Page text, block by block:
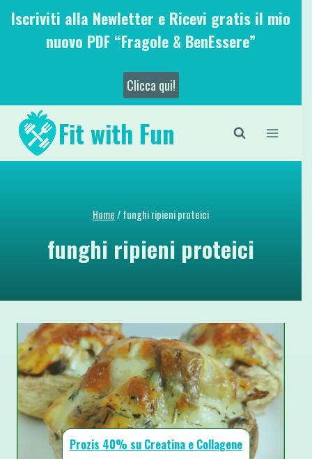
SaltaIscriviti alla Newletter e Ricevi gratis il mio
nuovo PDF “Fragole & BenEssere”
Clicca qui!
Fit with Fun
Home/funghi ripieni proteici
funghi ripieni proteici
Prozis 40% su Creatina e Collagene